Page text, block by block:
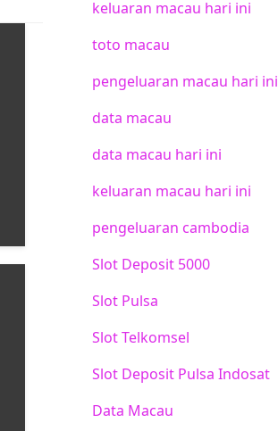
keluaran macau hari ini
toto macau
pengeluaran macau hari ini
data macau
data macau hari ini
keluaran macau hari ini
pengeluaran cambodia
Slot Deposit 5000
Slot Pulsa
Slot Telkomsel
Slot Deposit Pulsa Indosat
Data Macau